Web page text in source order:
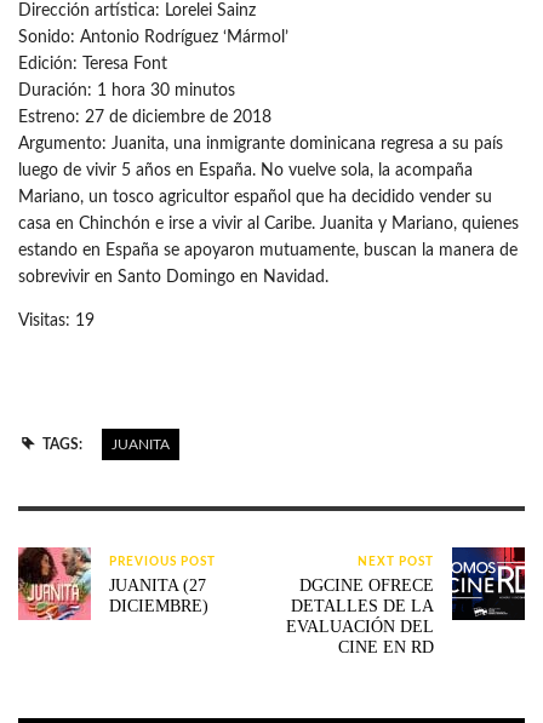
Dirección artística: Lorelei Sainz
Sonido: Antonio Rodríguez ‘Mármol’
Edición: Teresa Font
Duración: 1 hora 30 minutos
Estreno: 27 de diciembre de 2018
Argumento: Juanita, una inmigrante dominicana regresa a su país
luego de vivir 5 años en España. No vuelve sola, la acompaña
Mariano, un tosco agricultor español que ha decidido vender su
casa en Chinchón e irse a vivir al Caribe. Juanita y Mariano, quienes
estando en España se apoyaron mutuamente, buscan la manera de
sobrevivir en Santo Domingo en Navidad.
Visitas: 19
TAGS: JUANITA
PREVIOUS POST
JUANITA (27
DICIEMBRE)
NEXT POST
DGCINE OFRECE
DETALLES DE LA
EVALUACIÓN DEL
CINE EN RD